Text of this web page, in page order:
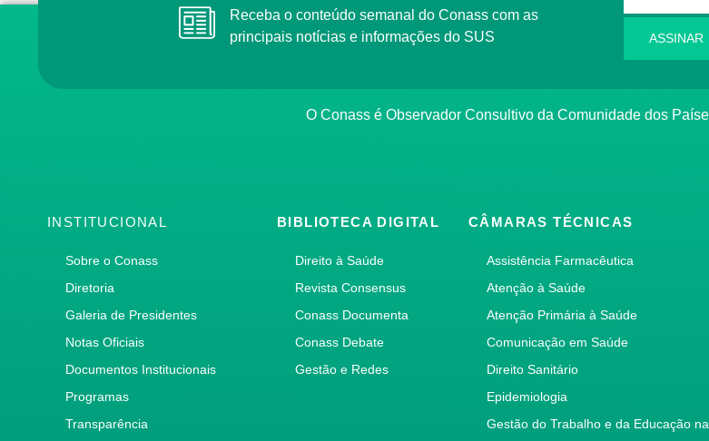
Receba o conteúdo semanal do Conass com as
principais notícias e informações do SUS
ASSINAR
O Conass é Observador Consultivo da Comunidade dos
INSTITUCIONAL
Sobre o Conass
Diretoria
Galeria de Presidentes
Notas Oficiais
Documentos Institucionais
Programas
Transparência
BIBLIOTECA DIGITAL
Direito à Saúde
Revista Consensus
Conass Documenta
Conass Debate
Gestão e Redes
CÂMARAS TÉCNICAS
Assistência Farmacêutica
Atenção à Saúde
Atenção Primária à Saúde
Comunicação em Saúde
Direito Sanitário
Epidemiologia
Gestão do Trabalho e da Educação